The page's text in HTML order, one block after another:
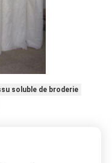
soluble de broderie